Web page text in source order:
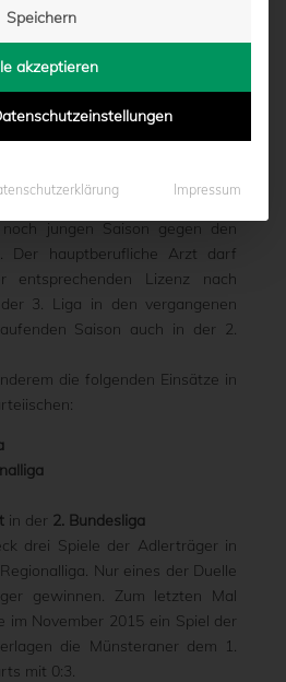
|09.08.2016 - 11:19
Heimspiel des SC Preußen
jungen Saison gegen den
Der hauptberufliche Arzt darf
entsprechenden Lizenz nach
3. Liga in den vergangenen
Saison auch in der 2.
die folgenden Einsätze in
in der 2. Bundesliga
drei Spiele der Adlerträger in
Nur eines der Duelle
gewinnen. Zum letzten Mal
im November 2015 ein Spiel der
die Münsteraner dem 1.
mit 0:3.
Speichern
akzeptieren
Impressum